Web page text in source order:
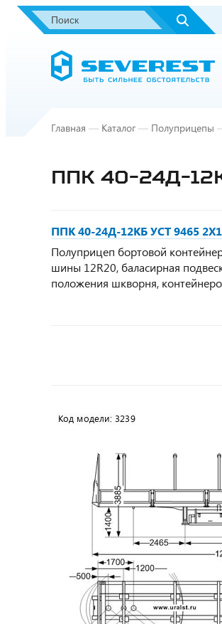
Главная — Каталог — Полуприцепы
ППК 40-24Д-
ППК 40-24Д-12КБ УСТ 9465
Полуприцеп бортовой
шины 12R20, баласирная
положения шкворня,